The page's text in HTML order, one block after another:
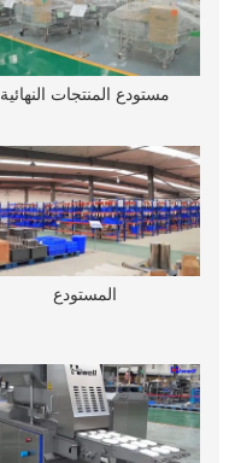
مستودع المنتجات النهائية
المستودع